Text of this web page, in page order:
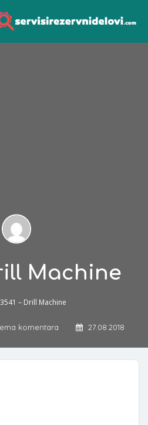
Machine
3541 – Drill Machine
komentara 27.08.2018